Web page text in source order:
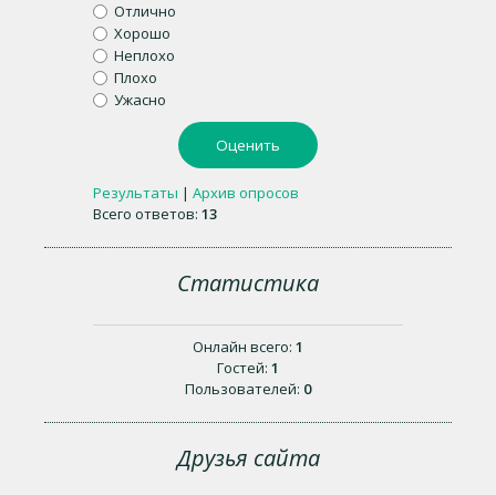
Отлично
Хорошо
Неплохо
Плохо
Ужасно
Результаты | Архив опросов
Всего ответов: 13
Статистика
Онлайн всего: 1
Гостей: 1
Пользователей: 0
Друзья сайта